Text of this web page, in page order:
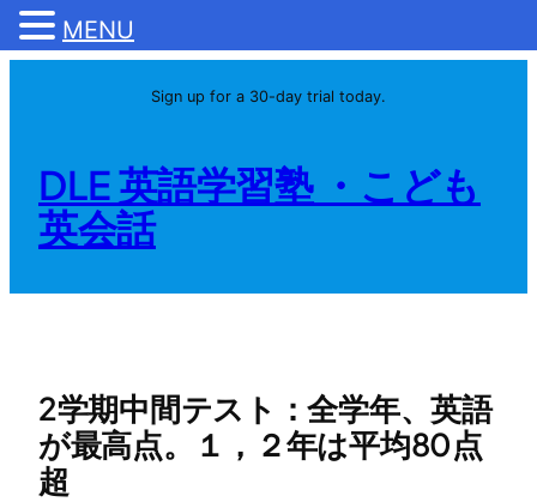
Sign up for a 30-day trial today.
DLE 英語学習塾 ・こども
英会話
2学期中間テスト：全学年、英語
が最高点。１，２年は平均80点
超
MENU